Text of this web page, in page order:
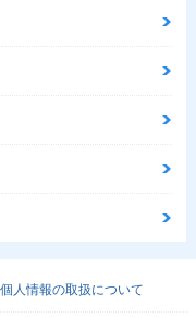
個人情報の取扱について